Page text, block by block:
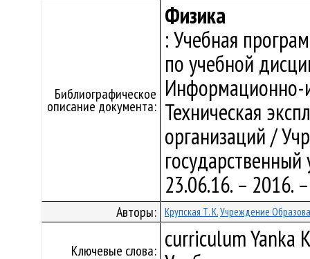
Библиографическое
описание документа:
Физика
: Учебная
по учебной
Информационно-
Техническая
организаций /
23.06.16. –
Авторы: Крупская Т. К.Учреждение
Ключевые слова: curriculum Yanka